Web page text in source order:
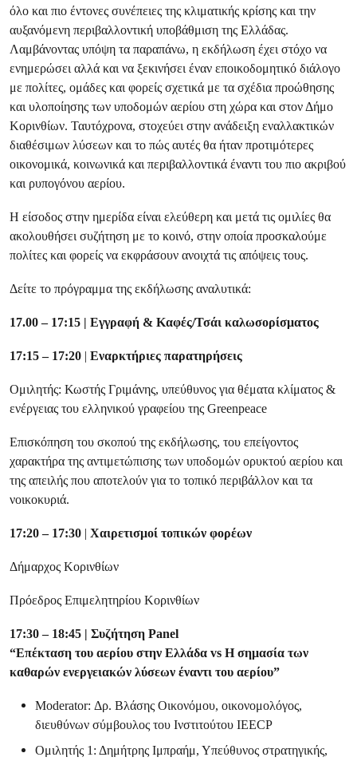
όλο και πιο έντονες συνέπειες της κλιματικής κρίσης και την
αυξανόμενη περιβαλλοντική υποβάθμιση της Ελλάδας.
Λαμβάνοντας υπόψη τα παραπάνω, η εκδήλωση έχει στόχο να
ενημερώσει αλλά και να ξεκινήσει έναν εποικοδομητικό διάλογο
με πολίτες, ομάδες και φορείς σχετικά με τα σχέδια προώθησης
και υλοποίησης των υποδομών αερίου στη χώρα και στον Δήμο
Κορινθίων. Ταυτόχρονα, στοχεύει στην ανάδειξη εναλλακτικών
διαθέσιμων λύσεων και το πώς αυτές θα ήταν προτιμότερες
οικονομικά, κοινωνικά και περιβαλλοντικά έναντι του πιο ακριβού
και ρυπογόνου αερίου.
Η είσοδος στην ημερίδα είναι ελεύθερη και μετά τις ομιλίες θα
ακολουθήσει συζήτηση με το κοινό, στην οποία προσκαλούμε
πολίτες και φορείς να εκφράσουν ανοιχτά τις απόψεις τους.
Δείτε το πρόγραμμα της εκδήλωσης αναλυτικά:
17.00 – 17:15 | Εγγραφή & Καφές/Τσάι καλωσορίσματος
17:15 – 17:20 | Εναρκτήριες παρατηρήσεις
Ομιλητής: Κωστής Γριμάνης, υπεύθυνος για θέματα κλίματος &
ενέργειας του ελληνικού γραφείου της Greenpeace
Επισκόπηση του σκοπού της εκδήλωσης, του επείγοντος
χαρακτήρα της αντιμετώπισης των υποδομών ορυκτού αερίου και
της απειλής που αποτελούν για το τοπικό περιβάλλον και τα
νοικοκυριά.
17:20 – 17:30 | Χαιρετισμοί τοπικών φορέων
Δήμαρχος Κορινθίων
Πρόεδρος Επιμελητηρίου Κορινθίων
17:30 – 18:45 | Συζήτηση Panel
“Επέκταση του αερίου στην Ελλάδα vs Η σημασία των
καθαρών ενεργειακών λύσεων έναντι του αερίου”
Moderator: Δρ. Βλάσης Οικονόμου, οικονομολόγος,
διευθύνων σύμβουλος του Ινστιτούτου IEECP
Ομιλητής 1: Δημήτρης Ιμπραήμ, Υπεύθυνος στρατηγικής,